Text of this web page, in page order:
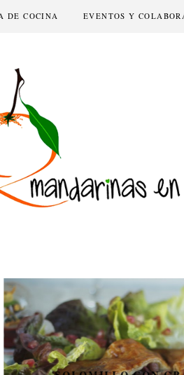
DE COCINA EVENTOS Y